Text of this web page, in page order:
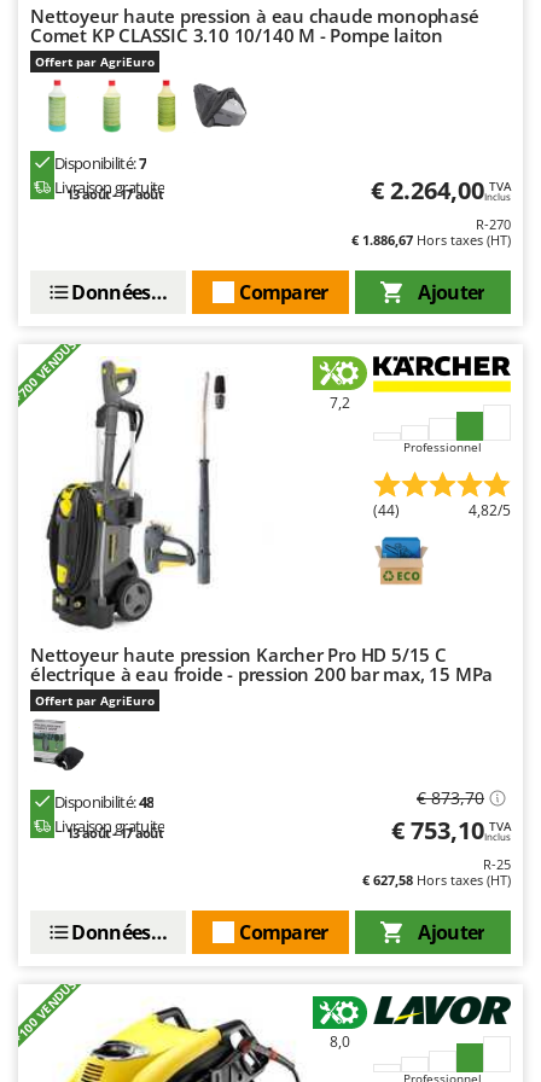
Nettoyeur haute pression à eau chaude monophasé
Comet KP CLASSIC 3.10 10/140 M - Pompe laiton
Offert par AgriEuro
Disponibilité:7
Livraison gratuite
13 août - 17 août € 2.264,00 TVA
Inclus
R-270
€ 1.886,67 Hors taxes (HT)
Ajouter
Comparer
Données techniques
+700 VENDUS 7,2
Professionnel
(44) 4,82/5
Nettoyeur haute pression Karcher Pro HD 5/15 C
électrique à eau froide - pression 200 bar max, 15 MPa
Offert par AgriEuro
Disponibilité:48
Livraison gratuite
13 août - 17 août
€ 873,70
€ 753,10 TVA
Inclus
R-25
€ 627,58 Hors taxes (HT)
Ajouter
Comparer
Données techniques
+100 VENDUS 8,0